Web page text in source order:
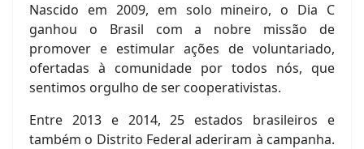
Nascido em 2009, em solo mineiro, o Dia C
ganhou o Brasil com a nobre missão de
promover e estimular ações de voluntariado,
ofertadas à comunidade por todos nós, que
sentimos orgulho de ser cooperativistas.
Entre 2013 e 2014, 25 estados brasileiros e
também o Distrito Federal aderiram à campanha.